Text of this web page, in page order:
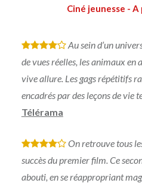
Ciné jeunesse -
* * * *
Au sein d’un
de vues réelles, les animaux
vive allure. Les gags répétitifs
encadrés par des leçons de vie
Télérama
* * * *
On retrouve tous
succès du premier film. Ce
abouti, en se réappropriant